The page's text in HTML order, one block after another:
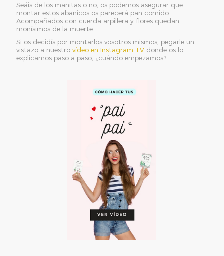
Seáis de los manitas o no, os podemos asegurar que
montar estos abanicos os parecerá pan comido.
Acompañados con cuerda arpillera y flores quedan
monísimos de la muerte.
Si os decidís por montarlos vosotros mismos, pegarle un
vistazo a nuestrovídeo en Instagram TV donde os lo
explicamos paso a paso, ¿cuándo empezamos?